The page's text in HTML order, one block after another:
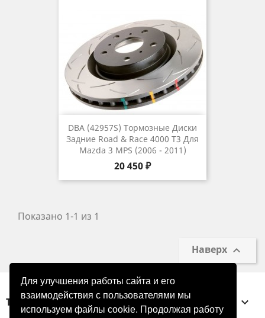
Для улучшения работы сайта и его
взаимодействия с пользователями мы
используем файлы cookie. Продолжая работу
DBA (42957S) Тормозные Диски
Задние Road & Race 4000 T3 Для
Mazda 3 MPS (2006 - 2011)
Цена
20 450 ₽
Показано 1-1 из 1
Наверх 
ТОВАРЫ 